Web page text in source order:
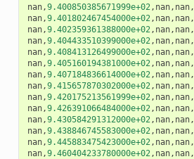
nan,9.400850385671999e+02, nan, nan,
nan,9.401802467454000e+02, nan, nan,
nan,9.402359361388000e+02, nan, nan,
nan,9.404433510399000e+02, nan, nan,
nan,9.408413126499000e+02, nan, nan,
nan,9.405160194381000e+02, nan, nan,
nan,9.407184836614000e+02, nan, nan,
nan,9.415657870302000e+02, nan, nan,
nan,9.420175213561999e+02, nan, nan,
nan,9.426391066484000e+02, nan, nan,
nan,9.430584291312000e+02, nan, nan,
nan,9.438846745583000e+02, nan, nan,
nan,9.445883475423000e+02, nan, nan,
nan,9.460404233780000e+02, nan, nan,